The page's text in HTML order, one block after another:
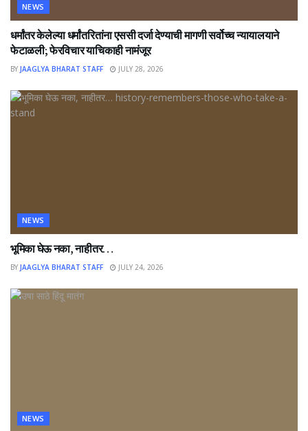
NEWS
धर्मांतर केलेल्या धर्मांतरितांना एससी दर्जा देण्याची मागणी सर्वोच्च न्यायालयाने
फेटाळली; फेरविचार याचिकाही नामंजूर
BY JAAGLYA BHARAT STAFF JULY 28, 2026
NEWS
भूमिका घेऊ नका, नाहीतर…
BY JAAGLYA BHARAT STAFF JULY 24, 2026
NEWS